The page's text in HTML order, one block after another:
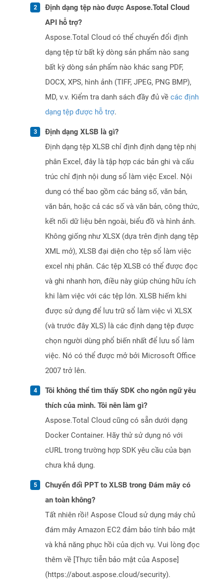
Định dạng tệp nào được Aspose.Total Cloud
API hỗ trợ?
Aspose.Total Cloud có thể chuyển đổi định
dạng tệp từ bất kỳ dòng sản phẩm nào sang
bất kỳ dòng sản phẩm nào khác sang PDF,
DOCX, XPS, hình ảnh (TIFF, JPEG, PNG BMP),
MD, v.v. Kiểm tra danh sách đầy đủ về các định
dạng tệp được hỗ trợ.
Định dạng XLSB là gì?
Định dạng tệp XLSB chỉ định định dạng tệp nhị
phân Excel, đây là tập hợp các bản ghi và cấu
trúc chỉ định nội dung sổ làm việc Excel. Nội
dung có thể bao gồm các bảng số, văn bản,
văn bản, hoặc cả các số và văn bản, công thức,
kết nối dữ liệu bên ngoài, biểu đồ và hình ảnh.
Không giống như XLSX (dựa trên định dạng tệp
XML mở), XLSB đại diện cho tệp sổ làm việc
excel nhị phân. Các tệp XLSB có thể được đọc
và ghi nhanh hơn, điều này giúp chúng hữu ích
khi làm việc với các tệp lớn. XLSB hiếm khi
được sử dụng để lưu trữ sổ làm việc vì XLSX
(và trước đây XLS) là các định dạng tệp được
chọn người dùng phổ biến nhất để lưu sổ làm
việc. Nó có thể được mở bởi Microsoft Office
2007 trở lên.
Tôi không thể tìm thấy SDK cho ngôn ngữ yêu
thích của mình. Tôi nên làm gì?
Aspose.Total Cloud cũng có sẵn dưới dạng
Docker Container. Hãy thử sử dụng nó với
cURL trong trường hợp SDK yêu cầu của bạn
chưa khả dụng.
Chuyển đổi PPT to XLSB trong Đám mây có
an toàn không?
Tất nhiên rồi! Aspose Cloud sử dụng máy chủ
đám mây Amazon EC2 đảm bảo tính bảo mật
và khả năng phục hồi của dịch vụ. Vui lòng đọc
thêm về [Thực tiễn bảo mật của Aspose]
(https://about.aspose.cloud/security).